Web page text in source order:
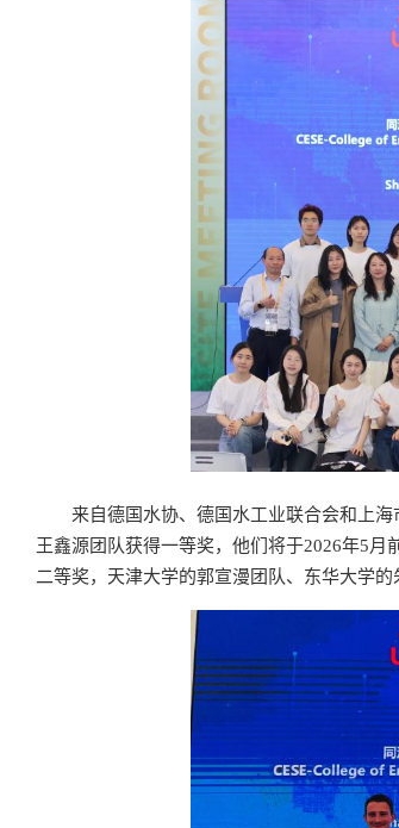
来自德国水协、德国水工业联合会和上
王鑫源团队获得一等奖，他们将于2026年5
二等奖，天津大学的郭宣漫团队、东华大学